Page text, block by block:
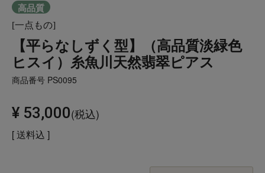
高品質
[一点もの]
【平らなしずく型】（高品質淡緑色
ヒスイ）糸魚川天然翡翠ピアス
商品番号 PS0095
¥ 53,000 税込
送料込